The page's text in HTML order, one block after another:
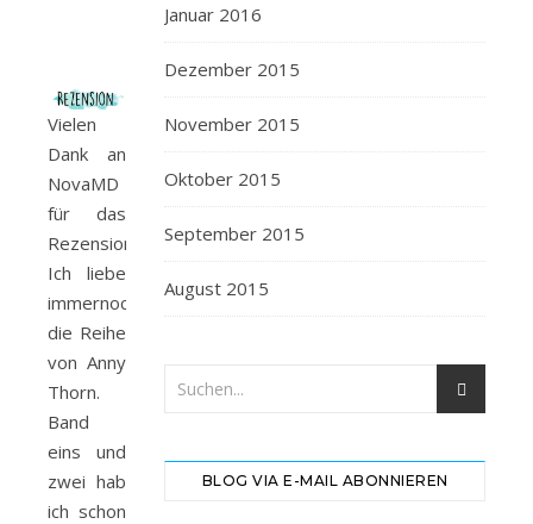
Vielen
Dank an
NovaMD
für das
Rezensionsexemplar.
Ich liebe
immernoch
die Reihe
von Anny
Thorn.
Band
eins und
zwei hab
ich schon
Januar 2016
Dezember 2015
November 2015
Oktober 2015
September 2015
August 2015
BLOG VIA E-MAIL ABONNIEREN